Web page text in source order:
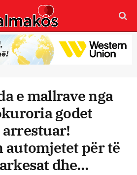
e mallrave nga
godet
për të
dhe…